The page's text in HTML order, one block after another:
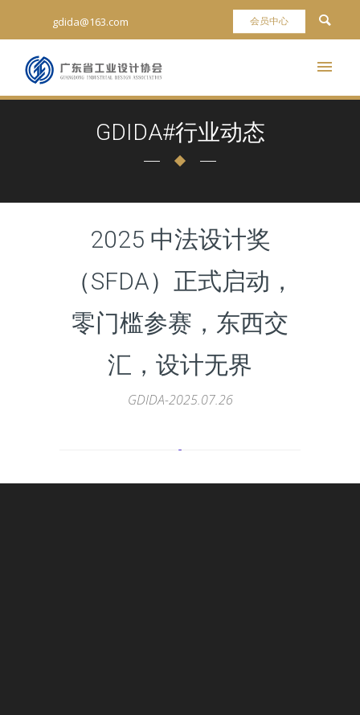
gdida@163.com
GDIDA#行业动态
2025 中法设计奖
（SFDA）正式启动，
零门槛参赛，东西交
汇，设计无界
GDIDA-2025.07.26